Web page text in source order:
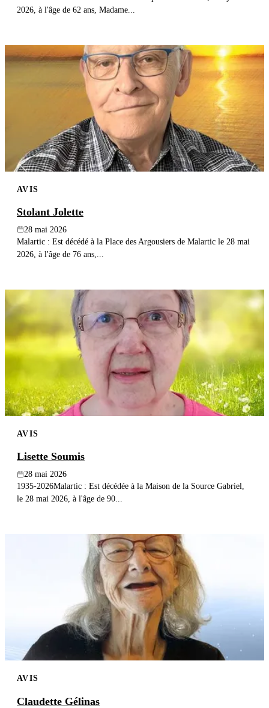
2026, à l'âge de 62 ans, Madame...
AVIS
Stolant Jolette
28 mai 2026
Malartic : Est décédé à la Place des Argousiers de Malartic le 28 mai
2026, à l'âge de 76 ans,...
AVIS
Lisette Soumis
28 mai 2026
1935-2026Malartic : Est décédée à la Maison de la Source Gabriel,
le 28 mai 2026, à l'âge de 90...
AVIS
Claudette Gélinas